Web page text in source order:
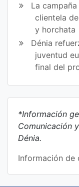
La
clientela
y horchata
Dénia
juventud
final del
*Información
Comunicación
Dénia.
Información de